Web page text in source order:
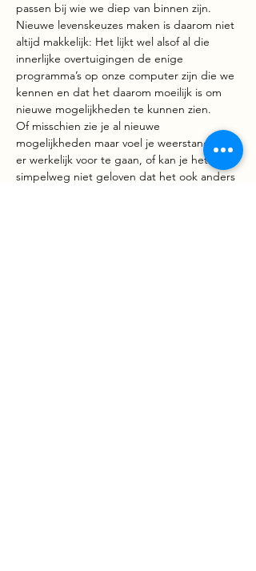
passen bij wie we diep van binnen zijn.
Nieuwe levenskeuzes maken is daarom niet
altijd makkelijk: Het lijkt wel alsof al die
innerlijke overtuigingen de enige
programma’s op onze computer zijn die we
kennen en dat het daarom moeilijk is om
nieuwe mogelijkheden te kunnen zien.
Of misschien zie je al nieuwe
mogelijkheden maar voel je weerstand om
er werkelijk voor te gaan, of kan je het
simpelweg niet geloven dat het ook anders